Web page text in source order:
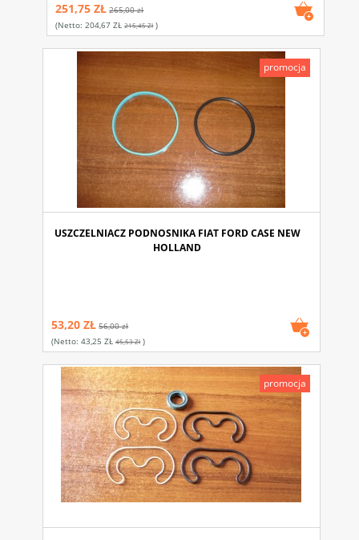
251,75 ZŁ 265,00 zł
(netto:204,67 ZŁ 215,45 Zł)
USZCZELNIACZ PODNOSNIKA FIAT FORD CASE NEW
HOLLAND
53,20 ZŁ 56,00 zł
(netto:43,25 ZŁ 45,53 Zł)
promocja
promocja